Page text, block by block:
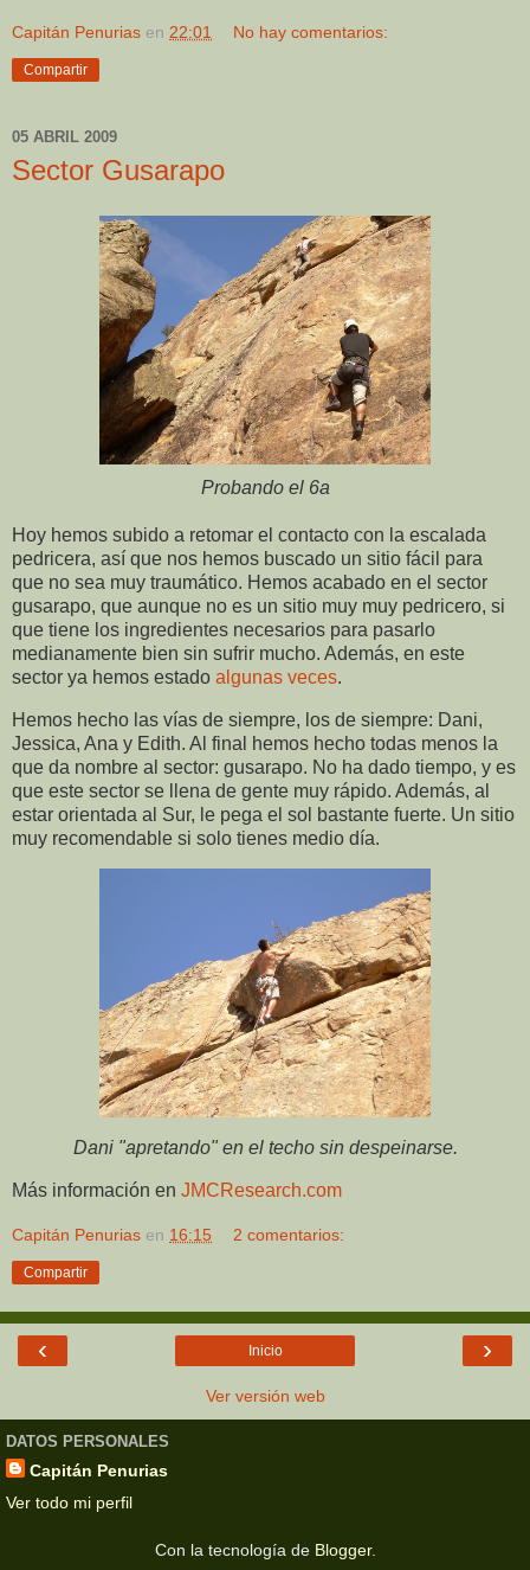
Capitán Penurias en 22:01 No hay comentarios:
Compartir
05 ABRIL 2009
Sector Gusarapo
Probando el 6a
Hoy hemos subido a retomar el contacto con la escalada
pedricera, así que nos hemos buscado un sitio fácil para
que no sea muy traumático. Hemos acabado en el sector
gusarapo, que aunque no es un sitio muy muy pedricero, si
que tiene los ingredientes necesarios para pasarlo
medianamente bien sin sufrir mucho. Además, en este
sector ya hemos estado algunas veces.
Hemos hecho las vías de siempre, los de siempre: Dani,
Jessica, Ana y Edith. Al final hemos hecho todas menos la
que da nombre al sector: gusarapo. No ha dado tiempo, y es
que este sector se llena de gente muy rápido. Además, al
estar orientada al Sur, le pega el sol bastante fuerte. Un sitio
muy recomendable si solo tienes medio día.
Dani "apretando" en el techo sin despeinarse.
Más información en JMCResearch.com
Capitán Penurias en 16:15 2 comentarios:
Compartir
‹ ›
Inicio
Ver versión web
DATOS PERSONALES
Capitán Penurias
Ver todo mi perfil
Con la tecnología de Blogger.